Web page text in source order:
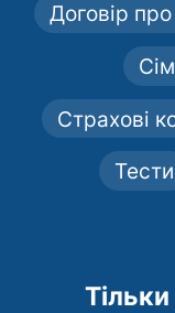
Договір
Страхові
Тести